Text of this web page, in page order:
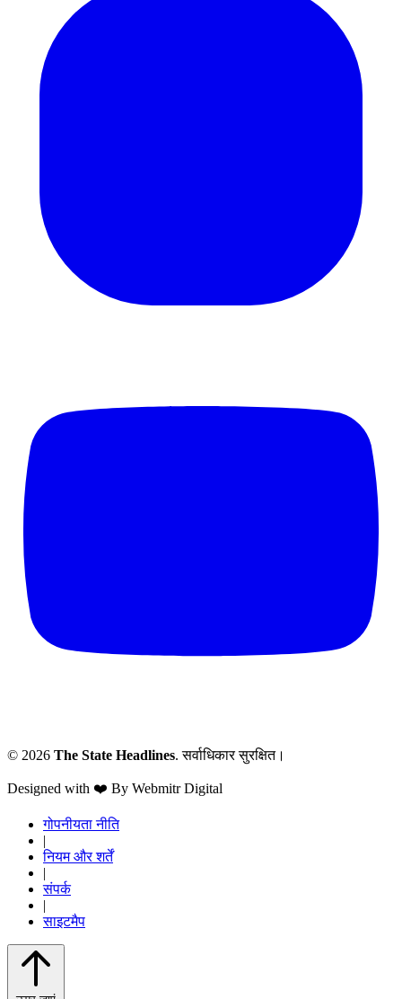
© 2026 The State Headlines. सर्वाधिकार सुरक्षित।
Designed with ❤️ By Webmitr Digital
गोपनीयता नीति
|
नियम और शर्तें
|
संपर्क
|
साइटमैप